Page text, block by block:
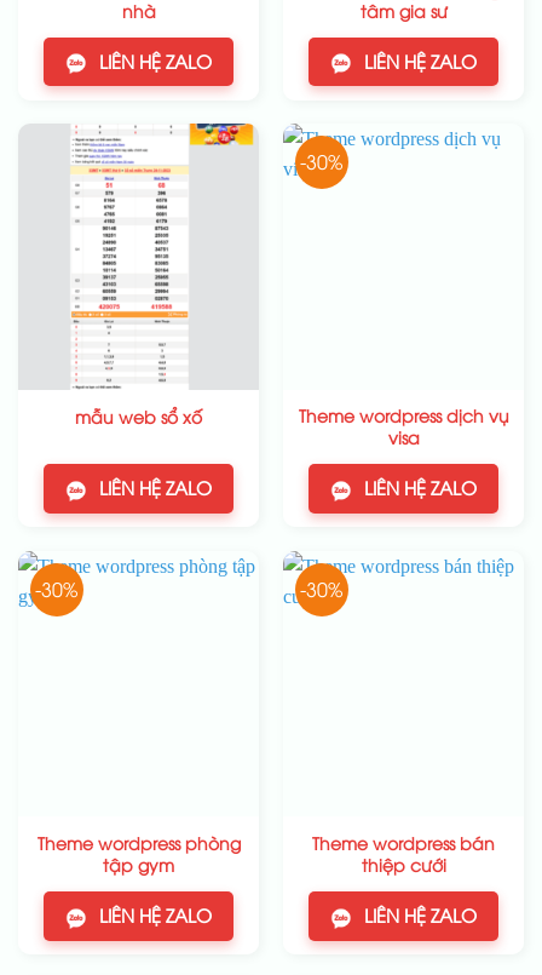
nhà
LIÊN HỆ ZALO
tâm gia sư
LIÊN HỆ ZALO
mẫu web sổ xố
LIÊN HỆ ZALO
-30%
Theme wordpress dịch vụ
visa
LIÊN HỆ ZALO
-30%
Theme wordpress phòng
tập gym
LIÊN HỆ ZALO
-30%
Theme wordpress bán
thiệp cưới
LIÊN HỆ ZALO